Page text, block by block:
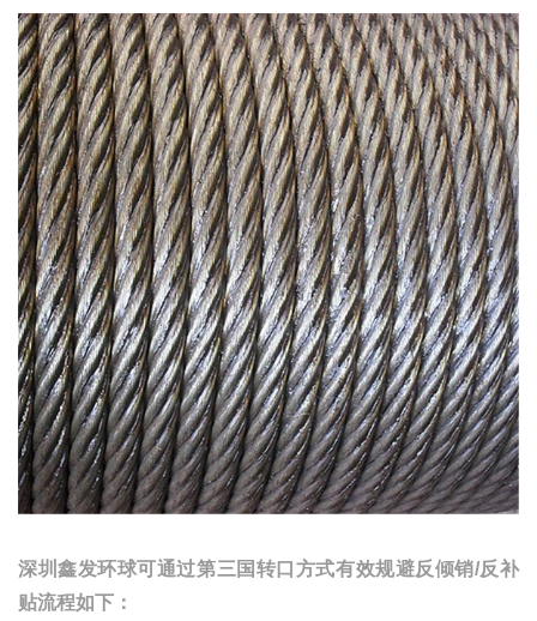
深圳鑫发环球可通过第三国转口方式有效规避反倾销/反补
贴流程如下：